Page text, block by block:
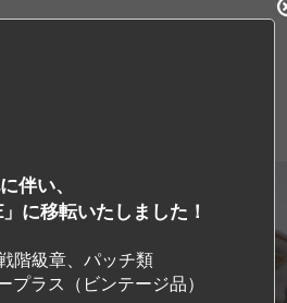
伴い、
」に移転いたしました！
階級章、パッチ類
プラス（ビンテージ品）